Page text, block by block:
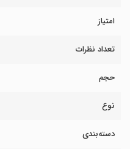
امتیاز
تعداد نظرات
حجم
نوع
دسته‌بندی